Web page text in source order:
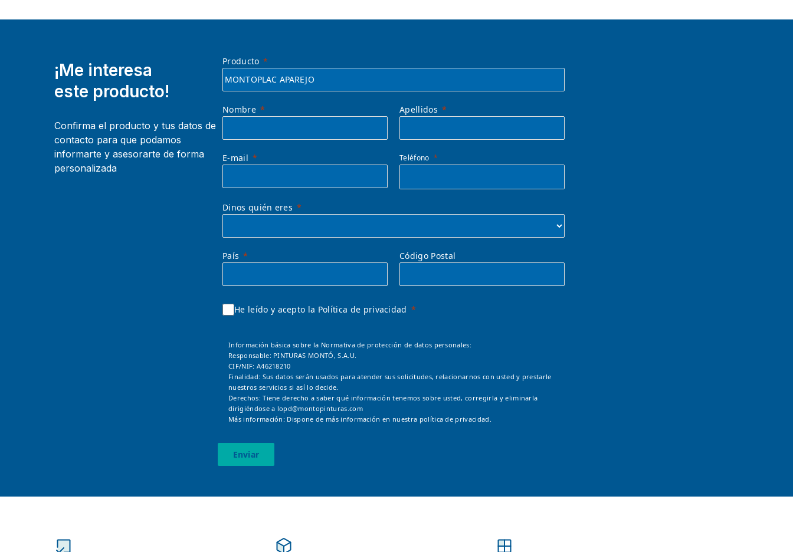
¡Me interesa
este producto!
Confirma el producto y tus datos de
contacto para que podamos
informarte y asesorarte de forma
personalizada
Producto
Nombre Apellidos
E-mail Teléfono
Dinos quién eres
País Código Postal
He leído y acepto la Política de privacidad
Información básica sobre la Normativa de protección de datos personales:
Responsable: PINTURAS MONTÓ, S.A.U.
CIF/NIF: A46218210
Finalidad: Sus datos serán usados para atender sus solicitudes, relacionarnos con usted y prestarle
nuestros servicios si así lo decide.
Derechos: Tiene derecho a saber qué información tenemos sobre usted, corregirla y eliminarla
dirigiéndose a lopd@montopinturas.com
Más información: Dispone de más información en nuestra política de privacidad.
Enviar